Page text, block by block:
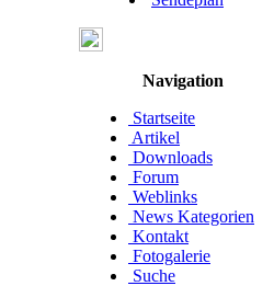
Navigation
Startseite
Artikel
Downloads
Forum
Weblinks
News Kategorien
Kontakt
Fotogalerie
Suche